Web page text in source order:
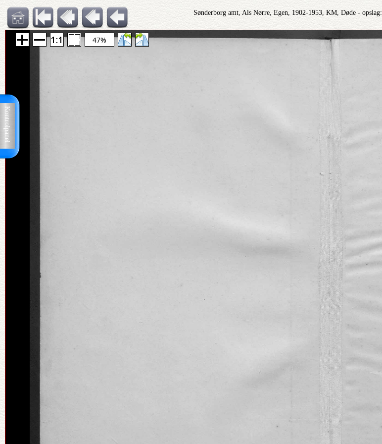
Kontrolpanel
Sønderborg amt, Als Nørre, Egen, 1902-1953, KM, Døde - opslag:
47%